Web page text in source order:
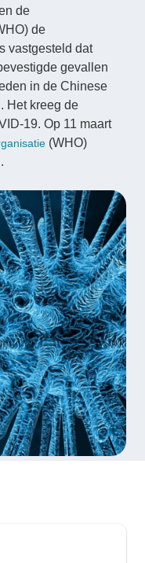
de
de
vastgesteld dat
gevallen
in de Chinese
Het kreeg de
19. Op 11 maart
(WHO)